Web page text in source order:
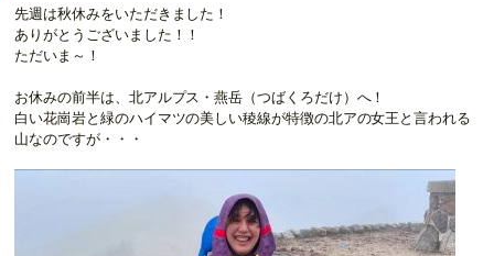
先週は秋休みをいただきました！
ありがとうございました！！
ただいま～！
お休みの前半は、北アルプス・燕岳（つばくろだけ）へ！
白い花崗岩と緑のハイマツの美しい稜線が特徴の北アの女王と言われる
山なのですが・・・